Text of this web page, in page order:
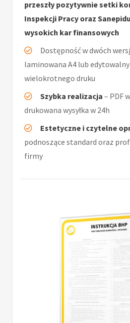
przeszły pozytywnie setki
Inspekcji Pracy oraz
wysokich kar finansowych
Dostępność w dwóch
laminowana A4 lub edytowalny
wielokrotnego druku
Szybka realizacja – PDF
drukowana wysyłka w 24h
Estetyczne i czytelne
podnoszące standard oraz
firmy